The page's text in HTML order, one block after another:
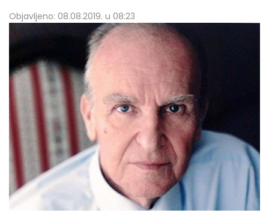
Objavljeno: 08.08.2019. u 08:23